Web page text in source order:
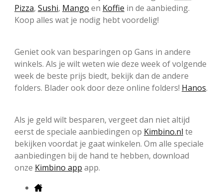
Pizza, Sushi, Mango en Koffie in de aanbieding.
Koop alles wat je nodig hebt voordelig!
Geniet ook van besparingen op Gans in andere
winkels. Als je wilt weten wie deze week of volgende
week de beste prijs biedt, bekijk dan de andere
folders. Blader ook door deze online folders! Hanos.
Als je geld wilt besparen, vergeet dan niet altijd
eerst de speciale aanbiedingen op Kimbino.nl te
bekijken voordat je gaat winkelen. Om alle speciale
aanbiedingen bij de hand te hebben, download
onze Kimbino app app.